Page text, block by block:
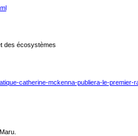
des écosystèmes
catherine-mckenna-publiera-le-premier-